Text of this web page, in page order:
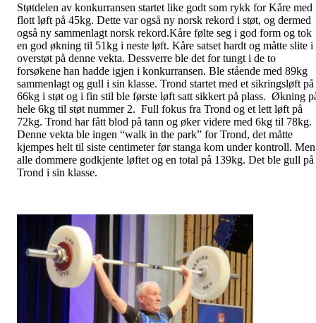
Støtdelen av konkurransen startet like godt som rykk for Kåre med
flott løft på 45kg. Dette var også ny norsk rekord i støt, og dermed
også ny sammenlagt norsk rekord.Kåre følte seg i god form og tok
en god økning til 51kg i neste løft. Kåre satset hardt og måtte slite i
overstøt på denne vekta. Dessverre ble det for tungt i de to
forsøkene han hadde igjen i konkurransen. Ble stående med 89kg
sammenlagt og gull i sin klasse. Trond startet med et sikringsløft på
66kg i støt og i fin stil ble første løft satt sikkert på plass. Økning
hele 6kg til støt nummer 2. Full fokus fra Trond og et lett løft på
72kg. Trond har fått blod på tann og øker videre med 6kg til 78kg.
Denne vekta ble ingen “walk in the park” for Trond, det måtte
kjempes helt til siste centimeter før stanga kom under kontroll. Men
alle dommere godkjente løftet og en total på 139kg. Det ble gull på
Trond i sin klasse.